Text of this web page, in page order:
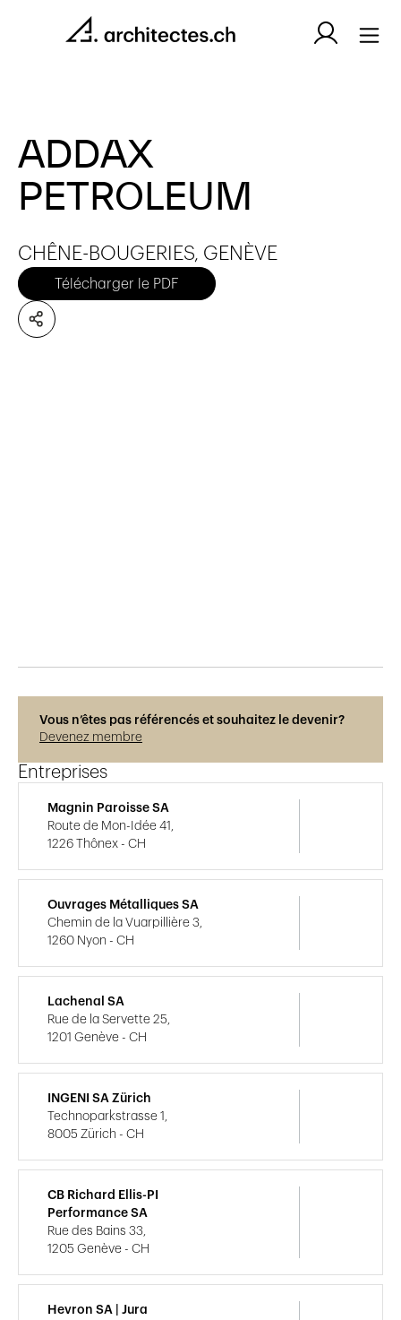
ADDAX
PETROLEUM
CHÊNE-BOUGERIES, GENÈVE
Télécharger le PDF
Vous n’êtes pas référencés et souhaitez le devenir?
Devenez membre
Entreprises
Magnin Paroisse SA
Route de Mon-Idée 41,
1226 Thônex - CH
Ouvrages Métalliques SA
Chemin de la Vuarpillière 3,
1260 Nyon - CH
Lachenal SA
Rue de la Servette 25,
1201 Genève - CH
INGENI SA Zürich
Technoparkstrasse 1,
8005 Zürich - CH
CB Richard Ellis-PI
Performance SA
Rue des Bains 33,
1205 Genève - CH
Hevron SA | Jura